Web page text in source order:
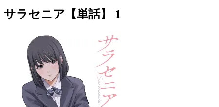
サラセニア【単話】 1